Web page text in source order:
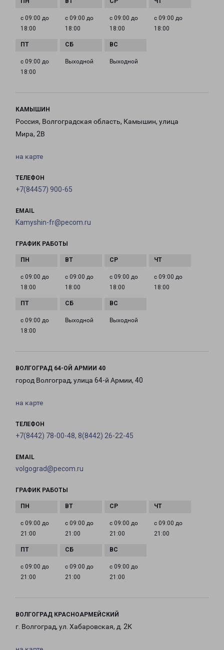
с 09:00 до
18:00
с 09:00 до
18:00
с 09:00 до
18:00
с 09:00 до
18:00
с 09:00 до
18:00
Выходной Выходной
КАМЫШИН
Россия, Волгоградская область, Камышин, улица
Мира, 2В
на карте
ТЕЛЕФОН
+7(84457) 900-65
EMAIL
Kamyshin-fr@pecom.ru
ГРАФИК РАБОТЫ
с 09:00 до
18:00
с 09:00 до
18:00
с 09:00 до
18:00
с 09:00 до
18:00
с 09:00 до
18:00
Выходной Выходной
ВОЛГОГРАД 64-ОЙ АРМИИ 40
город Волгоград, улица 64-й Армии, 40
на карте
ТЕЛЕФОН
+7(8442) 78-00-48, 8(8442) 26-22-45
EMAIL
volgograd@pecom.ru
ГРАФИК РАБОТЫ
с 09:00 до
21:00
с 09:00 до
21:00
с 09:00 до
21:00
с 09:00 до
21:00
с 09:00 до
21:00
с 09:00 до
21:00
с 09:00 до
21:00
ВОЛГОГРАД КРАСНОАРМЕЙСКИЙ
г. Волгоград, ул. Хабаровская, д. 2К